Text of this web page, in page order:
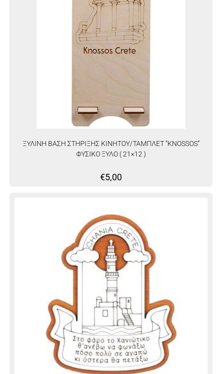
ΞΥΛΙΝΗ ΒΑΣΗ ΣΤΗΡΙΞΗΣ ΚΙΝΗΤΟΥ/ΤΑΜΠΛΕΤ “KNOSSOS”
ΦΥΣΙΚΟ ΞΥΛΟ ( 21×12 )
€5,00